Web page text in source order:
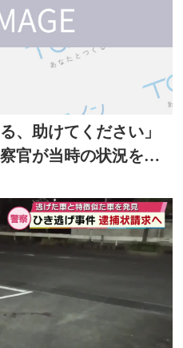
、助けてください」
官が当時の状況を語